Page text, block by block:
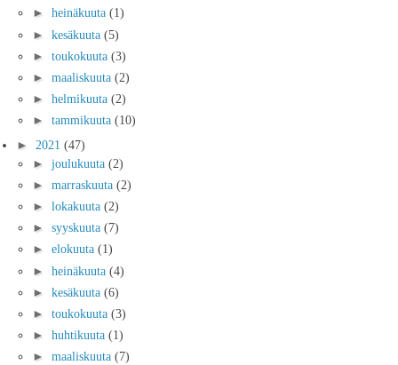
► heinäkuuta (1)
► kesäkuuta (5)
► toukokuuta (3)
► maaliskuuta (2)
► helmikuuta (2)
► tammikuuta (10)
► 2021 (47)
► joulukuuta (2)
► marraskuuta (2)
► lokakuuta (2)
► syyskuuta (7)
► elokuuta (1)
► heinäkuuta (4)
► kesäkuuta (6)
► toukokuuta (3)
► huhtikuuta (1)
► maaliskuuta (7)